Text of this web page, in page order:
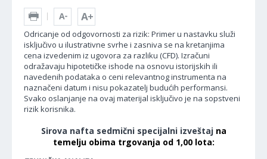
Odricanje od odgovornosti za rizik: Primer u nastavku služi
isključivo u ilustrativne svrhe i zasniva se na kretanjima
cena izvedenim iz ugovora za razliku (CFD). Izračuni
odražavaju hipotetičke ishode na osnovu istorijskih ili
navedenih podataka o ceni relevantnog instrumenta na
naznačeni datum i nisu pokazatelj budućih performansi.
Svako oslanjanje na ovaj materijal isključivo je na sopstveni
rizik korisnika.
Sirova nafta sedmični specijalni izveštajna
temelju obima trgovanja od 1,00 lota: